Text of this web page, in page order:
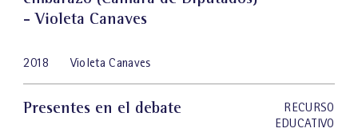
- Violeta Canaves
2018 Violeta Canaves
Presentes en el debate
RECURSO
EDUCATIVO